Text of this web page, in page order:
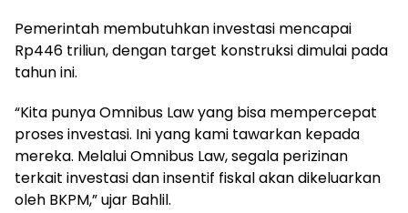
Pemerintah membutuhkan investasi mencapai
Rp446 triliun, dengan target konstruksi dimulai pada
tahun ini.
“Kita punya Omnibus Law yang bisa mempercepat
proses investasi. Ini yang kami tawarkan kepada
mereka. Melalui Omnibus Law, segala perizinan
terkait investasi dan insentif fiskal akan dikeluarkan
oleh BKPM,” ujar Bahlil.